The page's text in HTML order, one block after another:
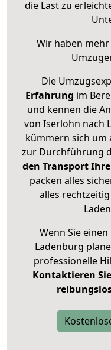
die Last zu
Wir haben
Die
Erfahrung im
und kennen die
von Iserlohn nach
kümmern sich um
zur Durchführung
den Transport
packen alles
alles
Wenn Sie
Ladenburg
professionelle
Kontaktieren